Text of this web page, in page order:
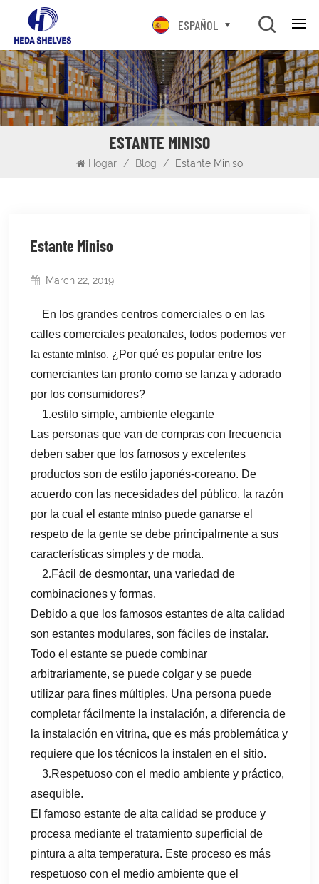
ESPAÑOL
ESTANTE MINISO
Hogar / Blog / Estante Miniso
Estante Miniso
March 22, 2019
En los grandes centros comerciales o en las
calles comerciales peatonales, todos podemos ver
laestante miniso. ¿Por qué es popular entre los
comerciantes tan pronto como se lanza y adorado
por los consumidores?
1.estilo simple, ambiente elegante
Las personas que van de compras con frecuencia
deben saber que los famosos y excelentes
productos son de estilo japonés-coreano. De
acuerdo con las necesidades del público, la razón
por la cual elestante miniso puede ganarse el
respeto de la gente se debe principalmente a sus
características simples y de moda.
2.Fácil de desmontar, una variedad de
combinaciones y formas.
Debido a que los famosos estantes de alta calidad
son estantes modulares, son fáciles de instalar.
Todo el estante se puede combinar
arbitrariamente, se puede colgar y se puede
utilizar para fines múltiples. Una persona puede
completar fácilmente la instalación, a diferencia de
la instalación en vitrina, que es más problemática y
requiere que los técnicos la instalen en el sitio.
3.Respetuoso con el medio ambiente y práctico,
asequible.
El famoso estante de alta calidad se produce y
procesa mediante el tratamiento superficial de
pintura a alta temperatura. Este proceso es más
respetuoso con el medio ambiente que el